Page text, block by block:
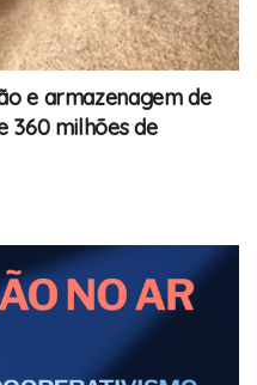
e armazenagem de
360 milhões de